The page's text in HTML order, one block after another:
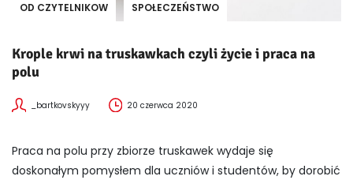
OD CZYTELNIKOW SPOŁECZEŃSTWO
Krople krwi na truskawkach czyli życie i praca na
polu
_bartkovskyyy 20 czerwca 2020
Praca na polu przy zbiorze truskawek wydaje się
doskonałym pomysłem dla uczniów i studentów, by dorobić